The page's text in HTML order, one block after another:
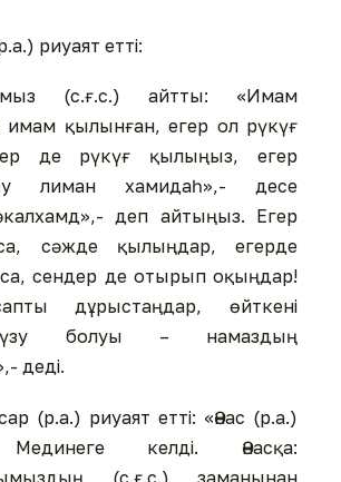
риуаят етті:
(с.ғ.с.) айтты: «Имам
имам қылынған, егер ол рүкүғ
де рүкүғ қылыңыз, егер
лиман хамидаһ»,- десе
деп айтыңыз. Егер
сәжде қылыңдар, егерде
сендер де отырып оқыңдар!
дұрыстаңдар, өйткені
болуы – намаздың
деді.
(р.а.) риуаят етті: «Әнас (р.а.)
келді. Әнасқа:
(с.ғ.с.) заманынан